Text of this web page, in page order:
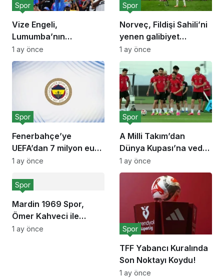
Vize Engeli,
Lumumba’nın
Hayranını Kısıtladı!
Spor
1 ay önce
Norveç, Fildişi Sahili’ni
yenen galibiyet
sevinciyle!
Spor
1 ay önce
Fenerbahçe’ye
UEFA’dan 7 milyon euro
ceza!
Spor
1 ay önce
A Milli Takım’dan
Dünya Kupası’na veda
açıklaması
Spor
1 ay önce
Mardin 1969 Spor,
Ömer Kahveci ile
anlaştı!
Spor
1 ay önce
TFF Yabancı Kuralında
Son Noktayı Koydu!
Spor
1 ay önce